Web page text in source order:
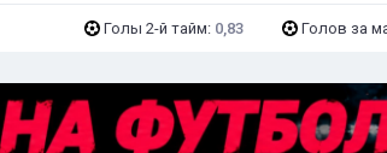
Голы 2-й тайм: 0,83 Голов за